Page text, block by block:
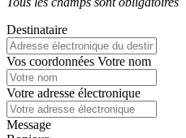
Destinataire
Vos coordonnées Votre nom
Votre adresse électronique
Message